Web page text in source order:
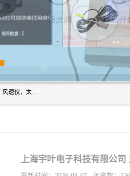
上海宇叶电子科技有限公司是吊钩视频监控、升降机监控、卸料平台监控、塔吊防碰撞、黑匣子防碰撞、风速仪，太阳能障碍灯安全提示灯等一系列升降机的常用配件产品专业研发生产加工的公司，拥有完整、科学的质量管理体系。
上海宇叶电子科技有限公